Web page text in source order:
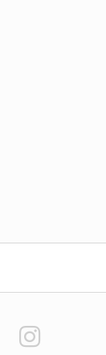
LinkedIn